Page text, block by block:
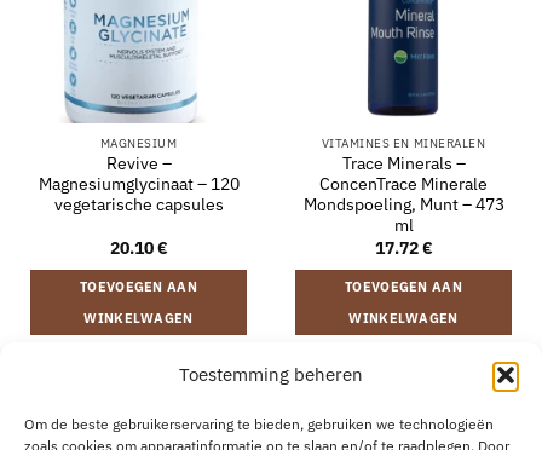
Toestemming beheren
Om de beste gebruikerservaring te bieden, gebruiken we technologieën
zoals cookies om apparaatinformatie op te slaan en/of te raadplegen. Door
MAGNESIUM
Revive –
Magnesiumglycinaat – 120
vegetarische capsules
20.10€
TOEVOEGEN AAN
WINKELWAGEN
VITAMINES EN MINERALEN
Trace Minerals –
ConcenTrace Minerale
Mondspoeling, Munt – 473
ml
17.72€
TOEVOEGEN AAN
WINKELWAGEN
OVER
CONTACT B2B COOKIEBELEID
PRIVACYVERKLARING